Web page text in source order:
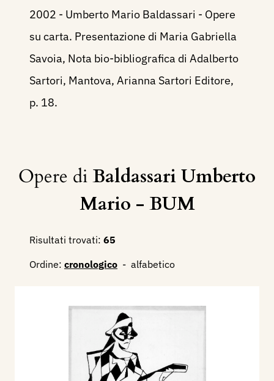
2002 - Umberto Mario Baldassari - Opere
su carta. Presentazione di Maria Gabriella
Savoia, Nota bio-bibliografica di Adalberto
Sartori, Mantova, Arianna Sartori Editore,
p. 18.
Opere diBaldassari Umberto
Mario - BUM
Risultati trovati: 65
Ordine: cronologico - alfabetico